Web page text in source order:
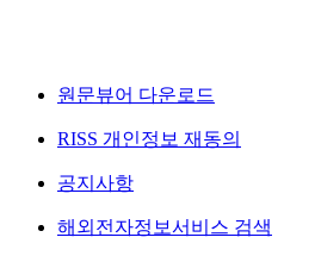
원문뷰어 다운로드
RISS 개인정보 재동의
공지사항
해외전자정보서비스 검색